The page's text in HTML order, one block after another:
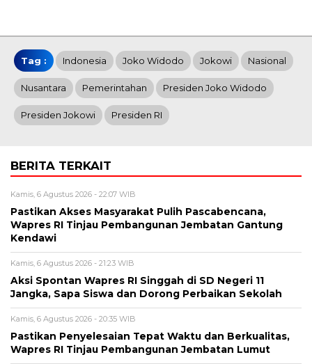
Tag : Indonesia Joko Widodo Jokowi Nasional
Nusantara Pemerintahan Presiden Joko Widodo
Presiden Jokowi Presiden RI
BERITA TERKAIT
Kamis, 6 Agustus 2026 - 22:07 WIB
Pastikan Akses Masyarakat Pulih Pascabencana,
Wapres RI Tinjau Pembangunan Jembatan Gantung
Kendawi
Kamis, 6 Agustus 2026 - 21:23 WIB
Aksi Spontan Wapres RI Singgah di SD Negeri 11
Jangka, Sapa Siswa dan Dorong Perbaikan Sekolah
Kamis, 6 Agustus 2026 - 20:35 WIB
Pastikan Penyelesaian Tepat Waktu dan Berkualitas,
Wapres RI Tinjau Pembangunan Jembatan Lumut